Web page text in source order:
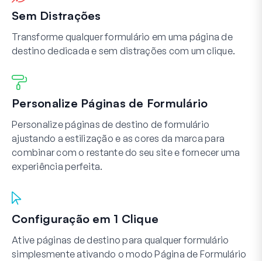
Sem Distrações
Transforme qualquer formulário em uma página de
destino dedicada e sem distrações com um clique.
Personalize Páginas de Formulário
Personalize páginas de destino de formulário
ajustando a estilização e as cores da marca para
combinar com o restante do seu site e fornecer uma
experiência perfeita.
Configuração em 1 Clique
Ative páginas de destino para qualquer formulário
simplesmente ativando o modo Página de Formulário